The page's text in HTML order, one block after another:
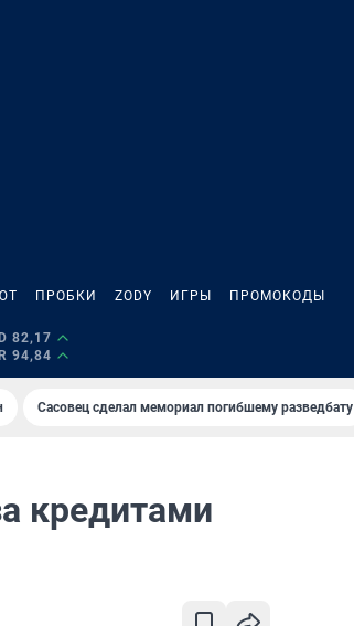
ПРОБКИ ZODY ИГРЫ ПРОМОКОДЫ
82,17
94,84
Сасовец сделал мемориал погибшему разведбату
кредитами